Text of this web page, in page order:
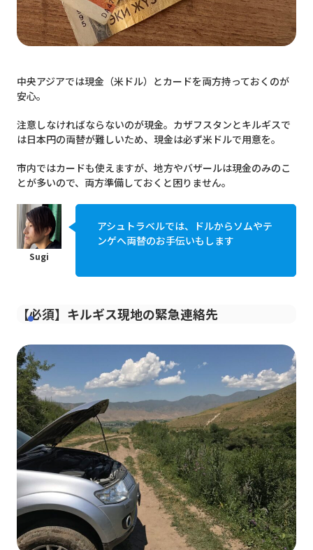
中央アジアでは現金（米ドル）とカードを両方持っておくのが
安心。
注意しなければならないのが現金。カザフスタンとキルギスで
は日本円の両替が難しいため、現金は必ず米ドルで用意を。
市内ではカードも使えますが、地方やバザールは現金のみのこ
とが多いので、両方準備しておくと困りません。
アシュトラベルでは、ドルからソムやテ
ンゲへ両替のお手伝いもします
【必須】キルギス現地の緊急連絡先